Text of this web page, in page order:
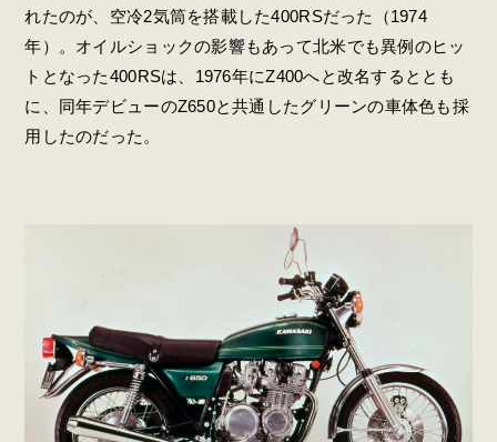
れたのが、空冷2気筒を搭載した400RSだった（1974
年）。オイルショックの影響もあって北米でも異例のヒッ
トとなった400RSは、1976年にZ400へと改名するととも
に、同年デビューのZ650と共通したグリーンの車体色も採
用したのだった。